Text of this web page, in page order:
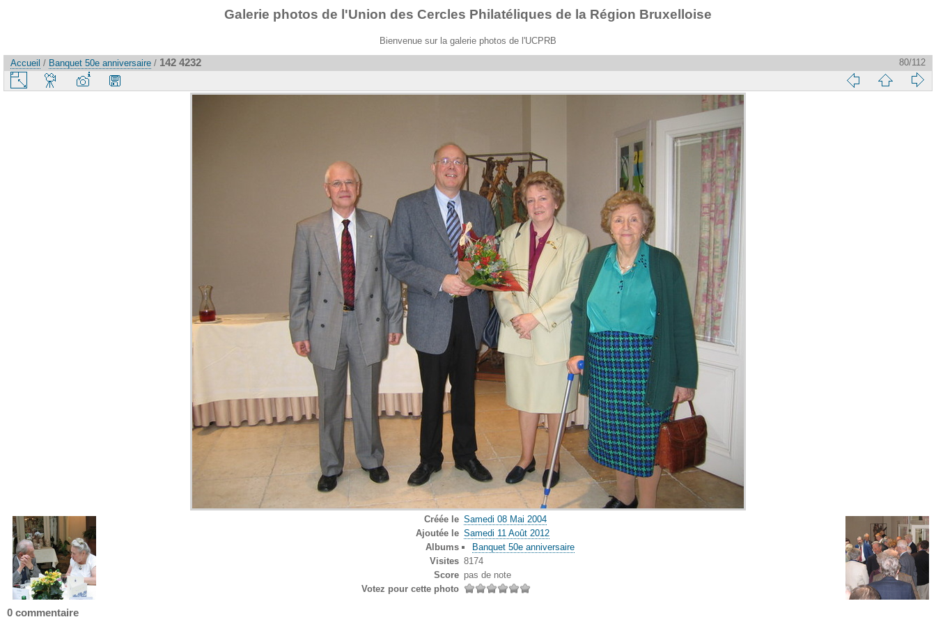
Galerie photos de l'Union des Cercles Philatéliques de la Région Bruxelloise
Bienvenue sur la galerie photos de l'UCPRB
Accueil / Banquet 50e anniversaire / 142 4232 80/112
Créée le Samedi 08 Mai 2004
Ajoutée le Samedi 11 Août 2012
Albums
Banquet 50e anniversaire
Visites 8174
Score pas de note
Votez pour cette photo
0 commentaire